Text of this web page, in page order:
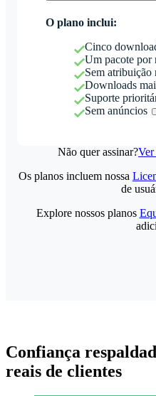
O plano inclui:
Cinco
Um pacote por
Sem atribuição
Downloads
Suporte
Sem anúncios
Não quer assinar?Ver
Os planos incluem nossa
de
Explore nossos planos
Confiança
reais de clientes